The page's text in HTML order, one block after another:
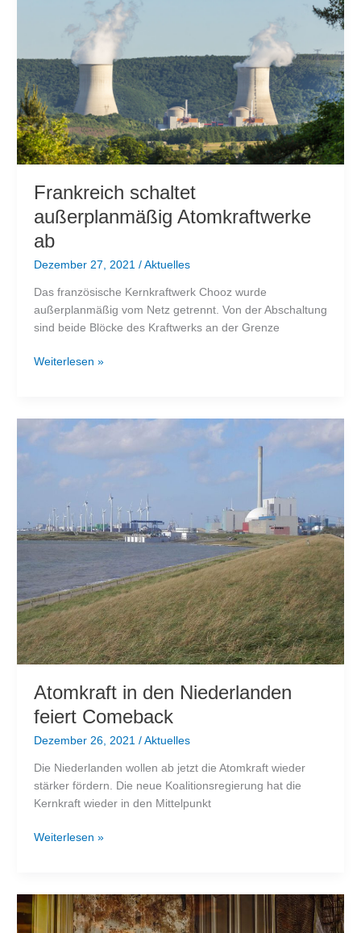
Frankreich schaltet
außerplanmäßig Atomkraftwerke
ab
Dezember 27, 2021 / Aktuelles
Das französische Kernkraftwerk Chooz wurde
außerplanmäßig vom Netz getrennt. Von der Abschaltung
sind beide Blöcke des Kraftwerks an der Grenze
Frankreich
Weiterlesen »
Atomkraft in den Niederlanden
feiert Comeback
Dezember 26, 2021 / Aktuelles
Die Niederlanden wollen ab jetzt die Atomkraft wieder
stärker fördern. Die neue Koalitionsregierung hat die
Kernkraft wieder in den Mittelpunkt
Atomkraft
feiert
Comeback
Weiterlesen »